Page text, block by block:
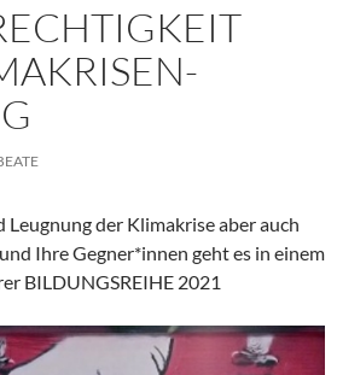
der Klimakrise aber auch
Ihre Gegner*innen geht es in einem
BILDUNGSREIHE 2021